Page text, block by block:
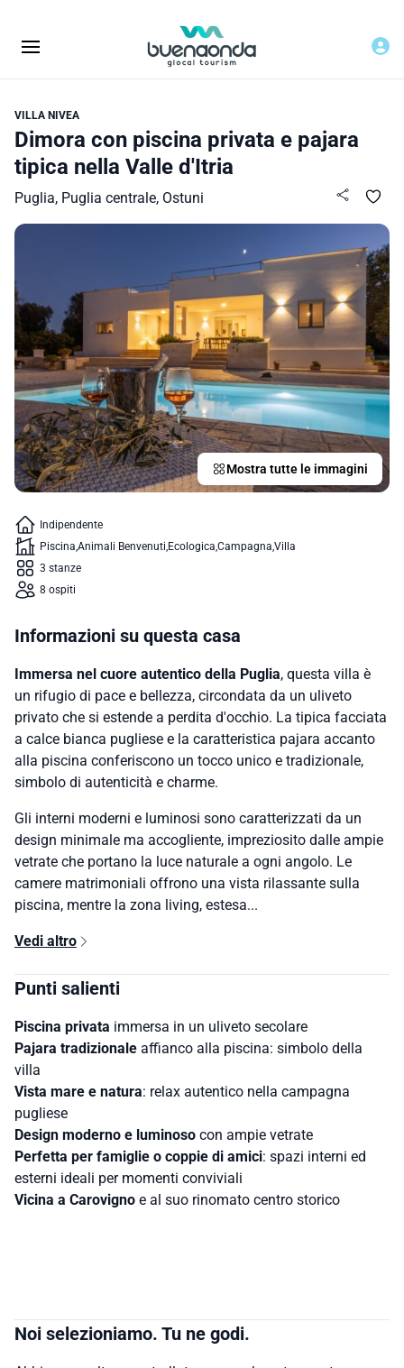
VILLA NIVEA
Dimora con piscina privata e pajara
tipica nella Valle d'Itria
Puglia, Puglia centrale, Ostuni
Mostra tutte le immagini
Indipendente
Piscina Animali Benvenuti Ecologica Campagna Villa
3 stanze
8 ospiti
Informazioni su questa casa
Immersa nel cuore autentico della Puglia, questa villa è
un rifugio di pace e bellezza, circondata da un uliveto
privato che si estende a perdita d'occhio. La tipica facciata
a calce bianca pugliese e la caratteristica pajara accanto
alla piscina conferiscono un tocco unico e tradizionale,
simbolo di autenticità e charme.
Gli interni moderni e luminosi sono caratterizzati da un
design minimale ma accogliente, impreziosito dalle ampie
vetrate che portano la luce naturale a ogni angolo. Le
camere matrimoniali offrono una vista rilassante sulla
piscina, mentre la zona living, estesa...
Vedi altro
Punti salienti
Piscina privata immersa in un uliveto secolare
Pajara tradizionale affianco alla piscina: simbolo della
villa
Vista mare e natura: relax autentico nella campagna
pugliese
Design moderno e luminoso con ampie vetrate
Perfetta per famiglie o coppie di amici: spazi interni ed
esterni ideali per momenti conviviali
Vicina a Carovigno e al suo rinomato centro storico
Noi selezioniamo. Tu ne godi.